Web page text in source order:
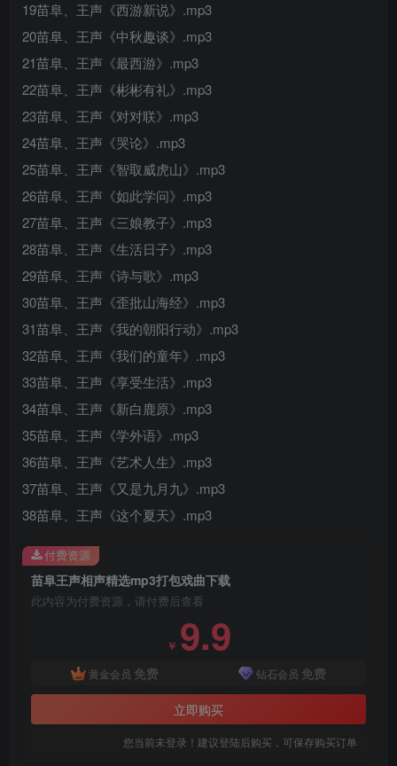
19苗阜、王声《西游新说》.mp3
20苗阜、王声《中秋趣谈》.mp3
21苗阜、王声《最西游》.mp3
22苗阜、王声《彬彬有礼》.mp3
23苗阜、王声《对对联》.mp3
24苗阜、王声《哭论》.mp3
25苗阜、王声《智取威虎山》.mp3
26苗阜、王声《如此学问》.mp3
27苗阜、王声《三娘教子》.mp3
28苗阜、王声《生活日子》.mp3
29苗阜、王声《诗与歌》.mp3
30苗阜、王声《歪批山海经》.mp3
31苗阜、王声《我的朝阳行动》.mp3
32苗阜、王声《我们的童年》.mp3
33苗阜、王声《享受生活》.mp3
34苗阜、王声《新白鹿原》.mp3
35苗阜、王声《学外语》.mp3
36苗阜、王声《艺术人生》.mp3
37苗阜、王声《又是九月九》.mp3
38苗阜、王声《这个夏天》.mp3
苗阜王声相声精选mp3打包戏曲下载
此内容为付费资源，请付费后查看
￥ 9.9
黄金会员 免费 钻石会员 免费
立即购买
您当前未登录！建议登陆后购买，可保存购买订单
付费资源